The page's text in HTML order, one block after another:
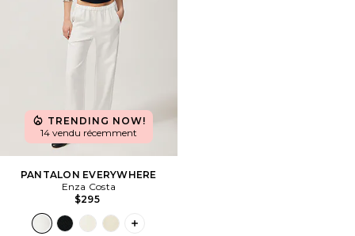
TRENDING NOW!
14 vendu récemment
PANTALON EVERYWHERE
Enza Costa
$295
PLUS ICON TO SEE MORE OPTIONS